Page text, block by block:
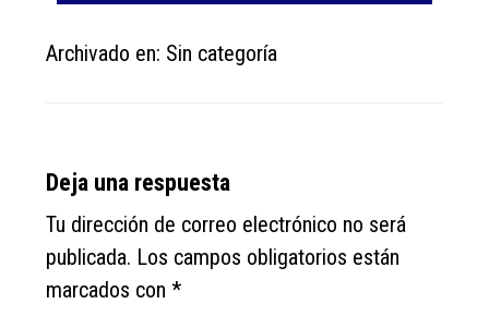
Archivado en: Sin categoría
Reader
Interactions
Deja una respuesta
Tu dirección de correo electrónico no será
publicada. Los campos obligatorios están
marcados con*